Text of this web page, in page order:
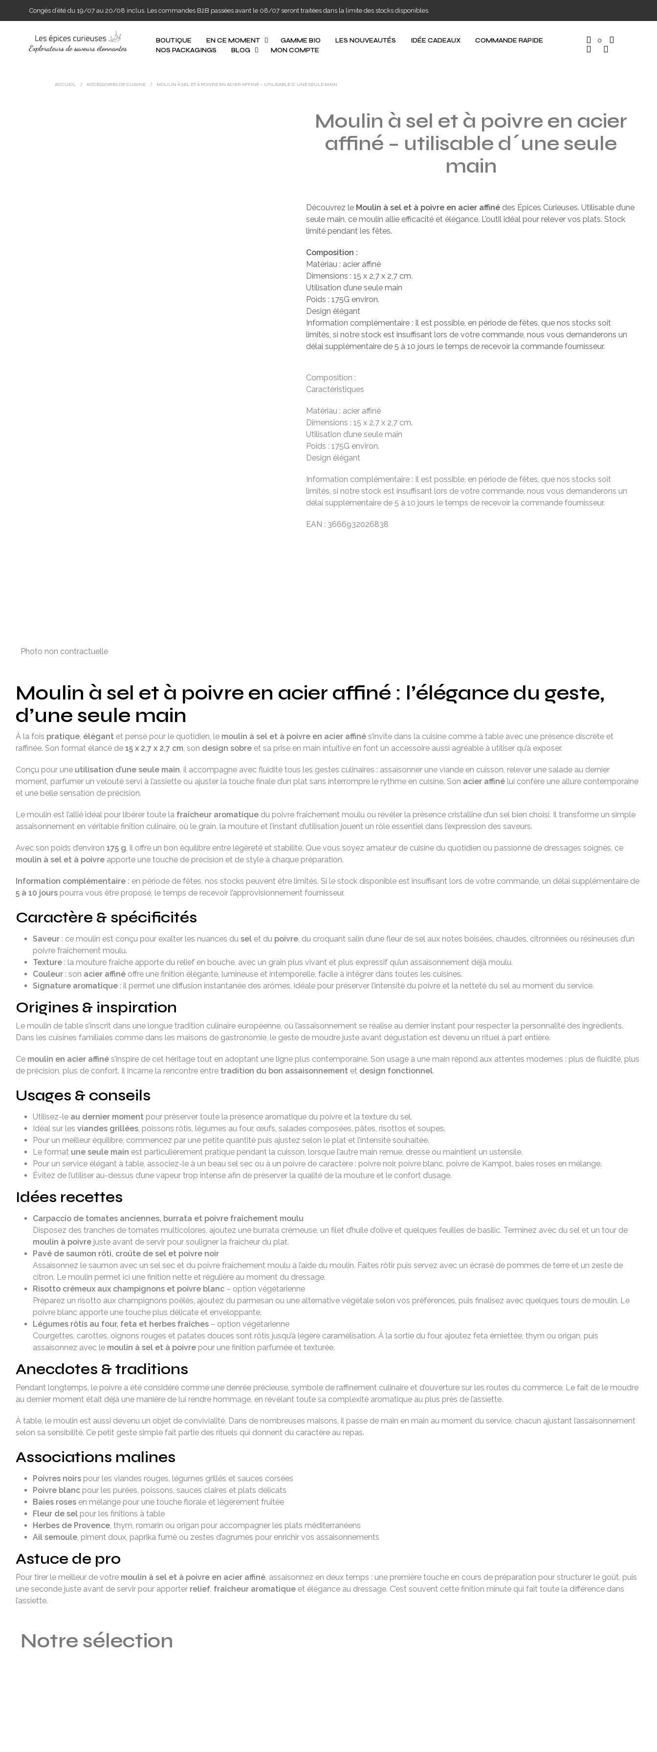
Congés d’été du 19/07 au 20/08 inclus. Les commandes B2B passées avant le 08/07 seront traitées dans la limite des stocks disponibles.
BOUTIQUE EN CE MOMENT GAMME BIO LES NOUVEAUTÉS IDÉE CADEAUX
COMMANDE RAPIDE
NOS PACKAGINGS
BLOG MON COMPTE
0
ACCUEIL / ACCESSOIRES DE CUISINE / MOULIN À SEL ET À POIVRE EN ACIER AFFINÉ – UTILISABLE D´UNE SEULE MAIN
Photo non contractuelle
Moulin à sel et à poivre en acier
affiné – utilisable d´une seule
main
Découvrez le Moulin à sel et à poivre en acier affinédes Épices Curieuses. Utilisable d’une
seule main, ce moulin allie efficacité et élégance. L’outil idéal pour relever vos plats. Stock
limité pendant les fêtes.
Composition :
Matériau : acier affiné
Dimensions : 15 x 2,7 x 2,7 cm.
Utilisation d’une seule main
Poids : 175G environ.
Design élégant
Information complémentaire : Il est possible, en période de fêtes, que nos stocks soit
limités, si notre stock est insuffisant lors de votre commande, nous vous demanderons un
délai supplémentaire de 5 à 10 jours le temps de recevoir la commande fournisseur.
Composition :
Caractéristiques
Matériau : acier affiné
Dimensions : 15 x 2,7 x 2,7 cm.
Utilisation d’une seule main
Poids : 175G environ.
Design élégant
Information complémentaire : Il est possible, en période de fêtes, que nos stocks soit
limités, si notre stock est insuffisant lors de votre commande, nous vous demanderons un
délai supplémentaire de 5 à 10 jours le temps de recevoir la commande fournisseur.
EAN : 3666932026838
Moulin à sel et à poivre en acier affiné : l’élégance du geste,
d’une seule main
À la fois pratique, élégant et pensé pour le quotidien, le moulin à sel et à poivre en acier affiné s’invite dans la cuisine comme à table avec une présence discrète et
raffinée. Son format élancé de 15 x 2,7 x 2,7 cm, son design sobre et sa prise en main intuitive en font un accessoire aussi agréable à utiliser qu’à exposer.
Conçu pour une utilisation d’une seule main, il accompagne avec fluidité tous les gestes culinaires : assaisonner une viande en cuisson, relever une salade au dernier
moment, parfumer un velouté servi à l’assiette ou ajuster la touche finale d’un plat sans interrompre le rythme en cuisine. Son acier affiné lui confère une allure contemporaine
et une belle sensation de précision.
Le moulin est l’allié idéal pour libérer toute la fraîcheur aromatique du poivre fraîchement moulu ou révéler la présence cristalline d’un sel bien choisi. Il transforme un simple
assaisonnement en véritable finition culinaire, où le grain, la mouture et l’instant d’utilisation jouent un rôle essentiel dans l’expression des saveurs.
Avec son poids d’environ 175 g, il offre un bon équilibre entre légèreté et stabilité. Que vous soyez amateur de cuisine du quotidien ou passionné de dressages soignés, ce
moulin à sel et à poivre apporte une touche de précision et de style à chaque préparation.
Information complémentaire : en période de fêtes, nos stocks peuvent être limités. Si le stock disponible est insuffisant lors de votre commande, un délai supplémentaire de
5 à 10 jours pourra vous être proposé, le temps de recevoir l’approvisionnement fournisseur.
Caractère & spécificités
Saveur : ce moulin est conçu pour exalter les nuances du sel et du poivre, du croquant salin d’une fleur de sel aux notes boisées, chaudes, citronnées ou résineuses d’un
poivre fraîchement moulu.
Texture : la mouture fraîche apporte du relief en bouche, avec un grain plus vivant et plus expressif qu’un assaisonnement déjà moulu.
Couleur : son acier affiné offre une finition élégante, lumineuse et intemporelle, facile à intégrer dans toutes les cuisines.
Signature aromatique : il permet une diffusion instantanée des arômes, idéale pour préserver l’intensité du poivre et la netteté du sel au moment du service.
Origines & inspiration
Le moulin de table s’inscrit dans une longue tradition culinaire européenne, où l’assaisonnement se réalise au dernier instant pour respecter la personnalité des ingrédients.
Dans les cuisines familiales comme dans les maisons de gastronomie, le geste de moudre juste avant dégustation est devenu un rituel à part entière.
Ce moulin en acier affiné s’inspire de cet héritage tout en adoptant une ligne plus contemporaine. Son usage à une main répond aux attentes modernes : plus de fluidité, plus
de précision, plus de confort. Il incarne la rencontre entre tradition du bon assaisonnement et design fonctionnel.
Usages & conseils
Utilisez-le au dernier moment pour préserver toute la présence aromatique du poivre et la texture du sel.
Idéal sur les viandes grillées, poissons rôtis, légumes au four, œufs, salades composées, pâtes, risottos et soupes.
Pour un meilleur équilibre, commencez par une petite quantité puis ajustez selon le plat et l’intensité souhaitée.
Le format une seule main est particulièrement pratique pendant la cuisson, lorsque l’autre main remue, dresse ou maintient un ustensile.
Pour un service élégant à table, associez-le à un beau sel sec ou à un poivre de caractère : poivre noir, poivre blanc, poivre de Kampot, baies roses en mélange.
Évitez de l’utiliser au-dessus d’une vapeur trop intense afin de préserver la qualité de la mouture et le confort d’usage.
Idées recettes
Carpaccio de tomates anciennes, burrata et poivre fraîchement moulu
Disposez des tranches de tomates multicolores, ajoutez une burrata crémeuse, un filet d’huile d’olive et quelques feuilles de basilic. Terminez avec du sel et un tour de
moulin à poivre juste avant de servir pour souligner la fraîcheur du plat.
Pavé de saumon rôti, croûte de sel et poivre noir
Assaisonnez le saumon avec un sel sec et du poivre fraîchement moulu à l’aide du moulin. Faites rôtir puis servez avec un écrasé de pommes de terre et un zeste de
citron. Le moulin permet ici une finition nette et régulière au moment du dressage.
Risotto crémeux aux champignons et poivre blanc – option végétarienne
Préparez un risotto aux champignons poêlés, ajoutez du parmesan ou une alternative végétale selon vos préférences, puis finalisez avec quelques tours de moulin. Le
poivre blanc apporte une touche plus délicate et enveloppante.
Légumes rôtis au four, feta et herbes fraîches – option végétarienne
Courgettes, carottes, oignons rouges et patates douces sont rôtis jusqu’à légère caramélisation. À la sortie du four, ajoutez feta émiettée, thym ou origan, puis
assaisonnez avec le moulin à sel et à poivre pour une finition parfumée et texturée.
Anecdotes & traditions
Pendant longtemps, le poivre a été considéré comme une denrée précieuse, symbole de raffinement culinaire et d’ouverture sur les routes du commerce. Le fait de le moudre
au dernier moment était déjà une manière de lui rendre hommage, en révélant toute sa complexité aromatique au plus près de l’assiette.
À table, le moulin est aussi devenu un objet de convivialité. Dans de nombreuses maisons, il passe de main en main au moment du service, chacun ajustant l’assaisonnement
selon sa sensibilité. Ce petit geste simple fait partie des rituels qui donnent du caractère au repas.
Associations malines
Poivres noirs pour les viandes rouges, légumes grillés et sauces corsées
Poivre blanc pour les purées, poissons, sauces claires et plats délicats
Baies roses en mélange pour une touche florale et légèrement fruitée
Fleur de sel pour les finitions à table
Herbes de Provence, thym, romarin ou origan pour accompagner les plats méditerranéens
Ail semoule, piment doux, paprika fumé ou zestes d’agrumes pour enrichir vos assaisonnements
Astuce de pro
Pour tirer le meilleur de votre moulin à sel et à poivre en acier affiné, assaisonnez en deux temps : une première touche en cours de préparation pour structurer le goût, puis
une seconde juste avant de servir pour apporter relief, fraîcheur aromatique et élégance au dressage. C’est souvent cette finition minute qui fait toute la différence dans
l’assiette.
Notre sélection